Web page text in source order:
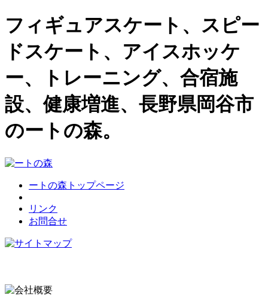
フィギュアスケート、スピー
ドスケート、アイスホッケ
ー、トレーニング、合宿施
設、健康増進、長野県岡谷市
のートの森。
ートの森トップページ
リンク
お問合せ